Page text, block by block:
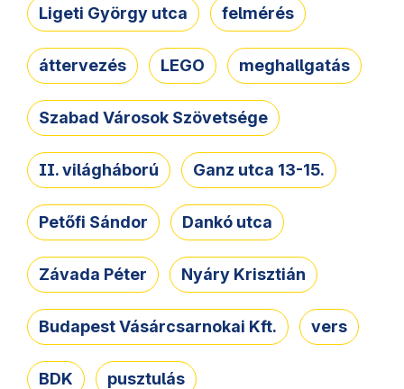
Ligeti György utca felmérés
áttervezés LEGO meghallgatás
Szabad Városok Szövetsége
II. világháború Ganz utca 13-15.
Petőfi Sándor Dankó utca
Závada Péter Nyáry Krisztián
Budapest Vásárcsarnokai Kft. vers
BDK pusztulás